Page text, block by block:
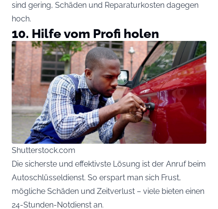
sind gering, Schäden und Reparaturkosten dagegen
hoch.
10. Hilfe vom Profi holen
Shutterstock.com
Die sicherste und effektivste Lösung ist der Anruf beim
Autoschlüsseldienst. So erspart man sich Frust,
mögliche Schäden und Zeitverlust – viele bieten einen
24-Stunden-Notdienst an.